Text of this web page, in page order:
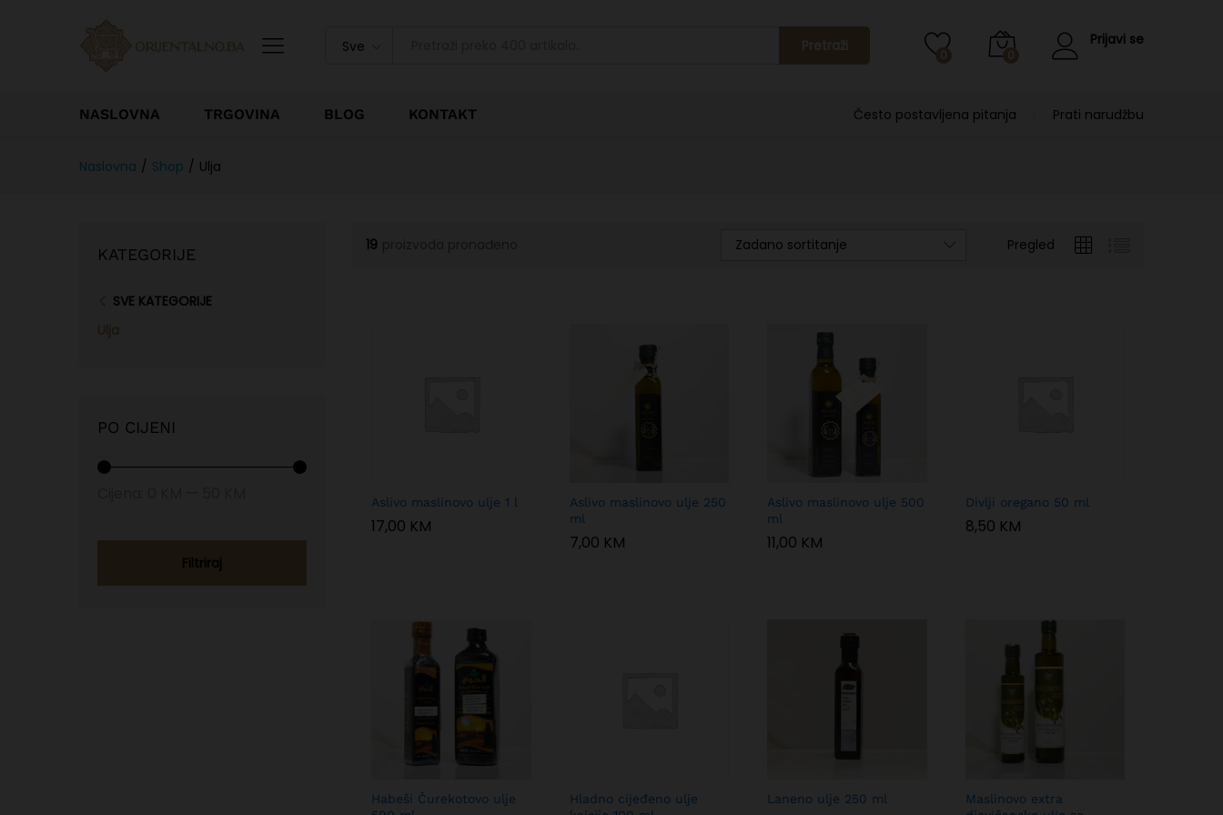
Sve Pretraži
0 0
Prijavi se
NASLOVNA TRGOVINA BLOG KONTAKT Često postavljena pitanja Prati narudžbu
Naslovna / Shop / Ulja
19 Pregled
Zadano sortitanje
Aslivo maslinovo ulje 1 l
17,00 KM
17,00 KM
Aslivo maslinovo ulje 250
ml
7,00 KM
7,00 KM
Aslivo maslinovo ulje 500
ml
11,00 KM
11,00 KM
Divlji oregano 50 ml
8,50 KM
8,50 KM
Habeši Čurekotovo ulje
Hladno cijeđeno ulje
Laneno ulje 250 ml
Maslinovo extra
KATEGORIJE
SVE KATEGORIJE
PO CIJENI
Filtriraj